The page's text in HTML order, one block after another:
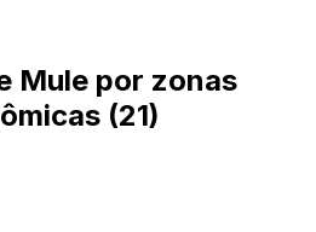
Mule por zonas
(21)